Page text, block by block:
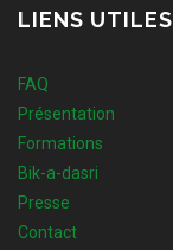
LIENS UTILES
FAQ
Présentation
Formations
Bik-a-dasri
Presse
Contact